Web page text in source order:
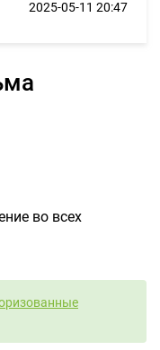
2025-05-11 20:47
во всех